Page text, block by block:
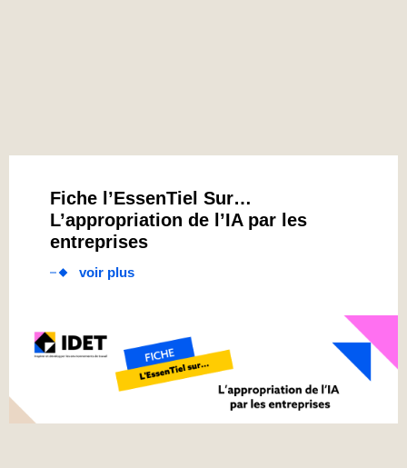
Fiche l’EssenTiel Sur…
L’appropriation de l’IA par les
entreprises
voir plus